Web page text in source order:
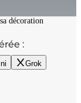
décoration
:
Grok